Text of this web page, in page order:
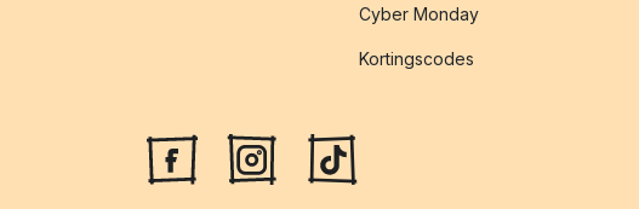
Cyber Monday
Kortingscodes